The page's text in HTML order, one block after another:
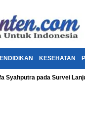
KESEHATAN
Syahputra pada Survei